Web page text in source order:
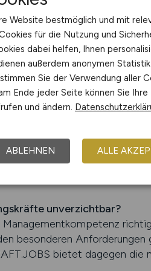
und
Herausforderungen in
Mitarbeiter
zu meistern. Das Portal ist
Menschen an, die sowohl
können als Rezepte
sicherstellen. Solche
in der richtigen
unverzichtbar?
besonderen Anforderungen
bietet dagegen die
Website bestmöglich und mit
für die Nutzung und
dabei helfen, Ihnen
außerdem anonymen
Sie der Verwendung aller
Ende jeder Seite können Sie Ihre
und ändern.
ABLEHNEN ALLE